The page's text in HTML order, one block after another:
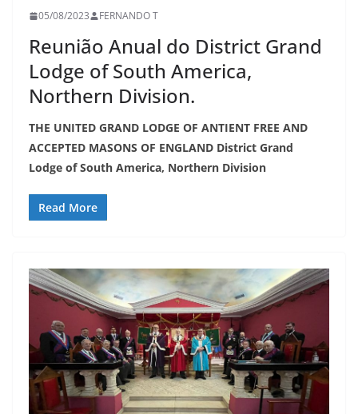
05/08/2023 FERNANDO T
Reunião Anual do District Grand
Lodge of South America,
Northern Division.
THE UNITED GRAND LODGE OF ANTIENT FREE AND
ACCEPTED MASONS OF ENGLAND District Grand
Lodge of South America, Northern Division
Read More